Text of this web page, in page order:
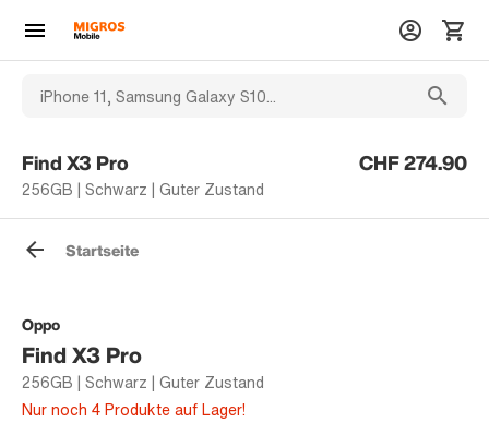
Find X3 Pro
256GB | Schwarz | Guter Zustand
CHF 274.90
Startseite
Oppo
Find X3 Pro
256GB | Schwarz | Guter Zustand
Nur noch 4 Produkte auf Lager!